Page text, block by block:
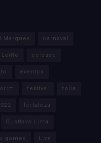
Marques carnaval
Leitte colosso
eventos
festival folia
fortaleza
Gusttavo Lima
gomes Live